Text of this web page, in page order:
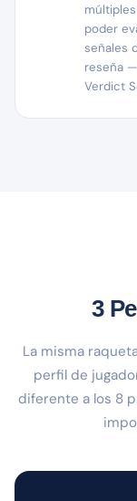
poder
señales
reseña
Verdict
3
La misma
perfil de
diferente a los 8